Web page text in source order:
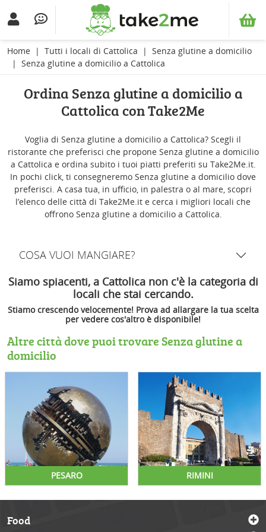
Home Tutti i locali di Cattolica
Senza glutine a domicilio
Senza glutine a domicilio a Cattolica
Ordina Senza glutine a domicilio a
Cattolica con Take2Me
Voglia di Senza glutine a domicilio a Cattolica? Scegli il
ristorante che preferisci che propone Senza glutine a domicilio
a Cattolica e ordina subito i tuoi piatti preferiti su Take2Me.it.
In pochi click, ti consegneremo Senza glutine a domicilio dove
preferisci. A casa tua, in ufficio, in palestra o al mare, scopri
l’elenco delle città di Take2Me.it e cerca i migliori locali che
offrono Senza glutine a domicilio a Cattolica.
COSA VUOI MANGIARE?
Siamo spiacenti, a Cattolica non c'è la categoria di
locali che stai cercando.
Stiamo crescendo velocemente! Prova ad allargare la tua scelta
per vedere cos'altro è disponibile!
Altre città dove puoi trovare Senza glutine a
domicilio
PESARO RIMINI
Food